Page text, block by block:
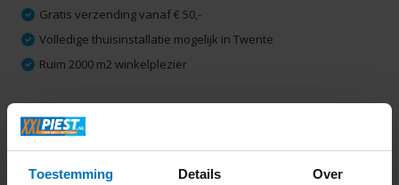
Toestemming Details Over
Gratis verzending vanaf € 50,-
Volledige thuisinstallatie mogelijk in Twente
Ruim 2000 m2 winkelplezier
Productomschrijving